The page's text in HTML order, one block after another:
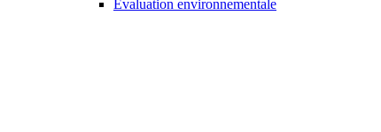
Evaluation environnementale